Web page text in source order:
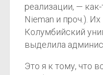
реализации, —
Nieman и проч.).
Колумбийский
выделила
Это я к тому, что